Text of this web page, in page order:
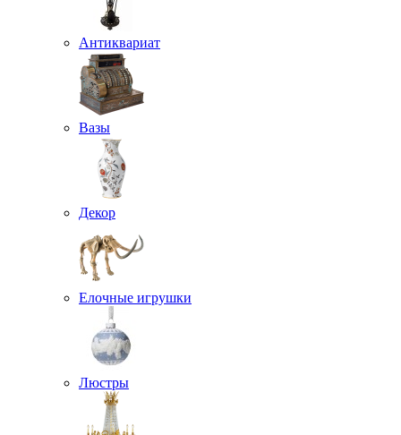
Антиквариат
Вазы
Декор
Елочные игрушки
Люстры